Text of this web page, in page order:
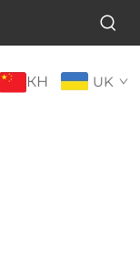
КН UK